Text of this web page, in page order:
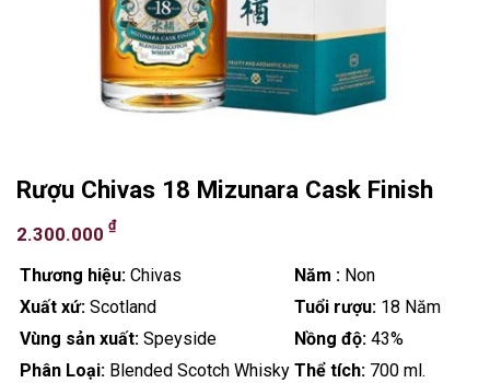
Rượu Chivas 18 Mizunara Cask Finish
2.300.000 ₫
Thương hiệu: Chivas Năm : Non
Xuất xứ: Scotland Tuổi rượu: 18 Năm
Vùng sản xuất: Speyside Nồng độ: 43%
Phân Loại: Blended Scotch Whisky Thể tích: 700 ml.